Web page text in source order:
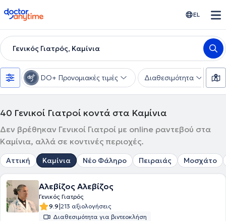
doctoranytime EL
Γενικός Γιατρός, Καμίνια
DO+ Προνομιακές τιμές Διαθεσιμότητα
40 Γενικοί Γιατροί κοντά στα Καμίνια
Δεν βρέθηκαν Γενικοί Γιατροί με online ραντεβού στα
Καμίνια, αλλά σε κοντινές περιοχές.
Αττική Καμίνια Νέο Φάληρο Πειραιάς Μοσχάτο
Αλεβίζος Αλεβίζος
Γενικός Γιατρός
9.9|213 αξιολογήσεις
Διαθεσιμότητα για βιντεοκλήση